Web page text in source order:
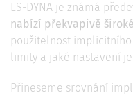
LS-DYNA je známá
nabízí překvapivě
použitelnost implicitního
limity a jaké nastavení
Přineseme srovnání